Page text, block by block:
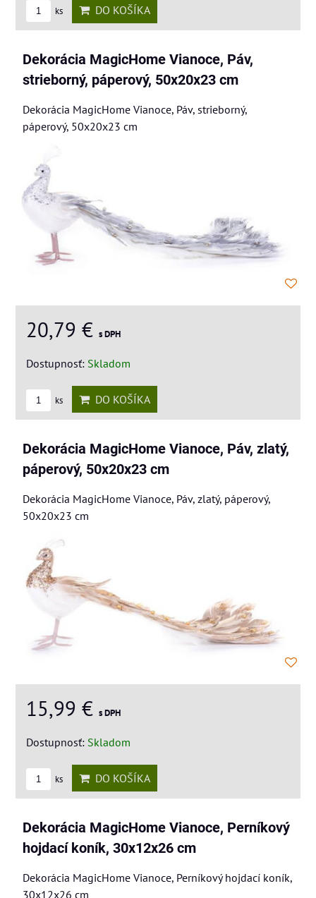
ks DO KOŠÍKA
Dekorácia MagicHome Vianoce, Páv,
strieborný, páperový, 50x20x23 cm
Dekorácia MagicHome Vianoce, Páv, strieborný,
páperový, 50x20x23 cm
20,79 € s DPH
Dostupnosť: Skladom
ks DO KOŠÍKA
Dekorácia MagicHome Vianoce, Páv, zlatý,
páperový, 50x20x23 cm
Dekorácia MagicHome Vianoce, Páv, zlatý, páperový,
50x20x23 cm
15,99 € s DPH
Dostupnosť: Skladom
ks DO KOŠÍKA
Dekorácia MagicHome Vianoce, Perníkový
hojdací koník, 30x12x26 cm
Dekorácia MagicHome Vianoce, Perníkový hojdací koník,
30x12x26 cm